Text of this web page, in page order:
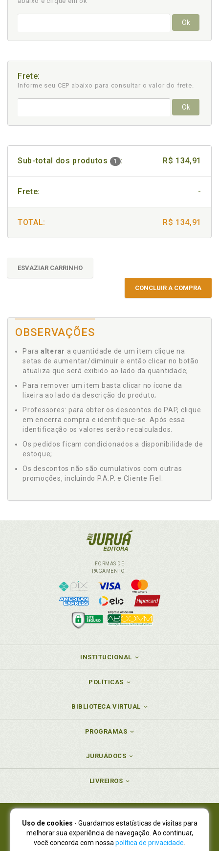
Ok
Frete:
Informe seu CEP abaixo para consultar o valor do frete.
Ok
Sub-total dos produtos 1 : R$ 134,91
Frete: -
TOTAL: R$ 134,91
ESVAZIAR CARRINHO
CONCLUIR A COMPRA
OBSERVAÇÕES
Para alterar a quantidade de um item clique na
setas de aumentar/diminuir e então clicar no botão
atualiza que será exibido ao lado da quantidade;
Para remover um item basta clicar no ícone da
lixeira ao lado da descrição do produto;
Professores: para obter os descontos do PAP, clique
em encerra compra e identifique-se. Após essa
identificação os valores serão recalculados.
Os pedidos ficam condicionados a disponibilidade de
estoque;
Os descontos não são cumulativos com outras
promoções, incluindo P.A.P. e Cliente Fiel.
FORMAS DE
PAGAMENTO
INSTITUCIONAL
POLÍTICAS
BIBLIOTECA VIRTUAL
PROGRAMAS
JURUÁDOCS
LIVREIROS
Juruá Editora Ltda., CNPJ 77.535.508/0001-19
Juruá Informática Ltda., CNPJ 01.701.561/0001-80
NOVO ENDEREÇO:R. Flávio Dallegrave, 7665, São Lourenço |
Uso de cookies - Guardamos estatísticas de visitas para
melhorar sua experiência de navegação. Ao continuar,
você concorda com nossa política de privacidade